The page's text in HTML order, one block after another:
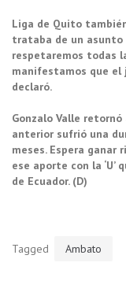
Liga de Quito
trataba de un asunto
respetaremos todas
manifestamos que el
declaró.
Gonzalo Valle
anterior sufrió una
meses. Espera
ese aporte con la
de Ecuador. (D)
Tagged Ambato